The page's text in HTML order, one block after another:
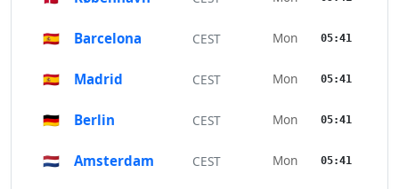
🇪🇸 Barcelona CEST Mon 05:41
🇪🇸 Madrid CEST Mon 05:41
🇩🇪 Berlin CEST Mon 05:41
🇳🇱 Amsterdam CEST Mon 05:41